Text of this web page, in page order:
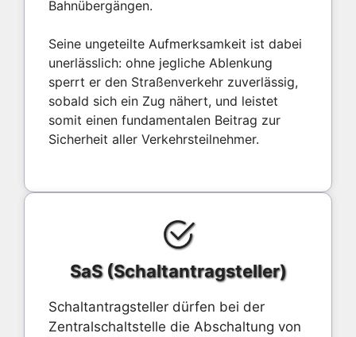
Bahnübergängen.
Seine ungeteilte Aufmerksamkeit ist dabei
unerlässlich: ohne jegliche Ablenkung
sperrt er den Straßenverkehr zuverlässig,
sobald sich ein Zug nähert, und leistet
somit einen fundamentalen Beitrag zur
Sicherheit aller Verkehrsteilnehmer.
SaS (Schaltantragsteller)
Schaltantragsteller dürfen bei der
Zentralschaltstelle die Abschaltung von